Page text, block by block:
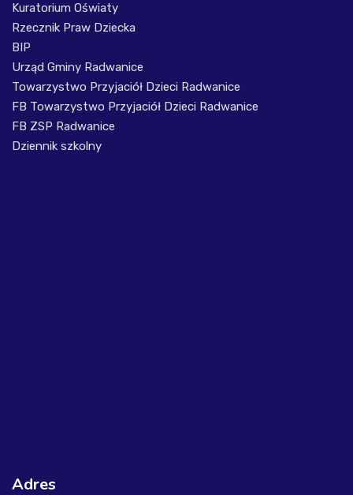
Kuratorium Oświaty
Rzecznik Praw Dziecka
BIP
Urząd Gminy Radwanice
Towarzystwo Przyjaciół Dzieci Radwanice
FB Towarzystwo Przyjaciół Dzieci Radwanice
FB ZSP Radwanice
Dziennik szkolny
Adres